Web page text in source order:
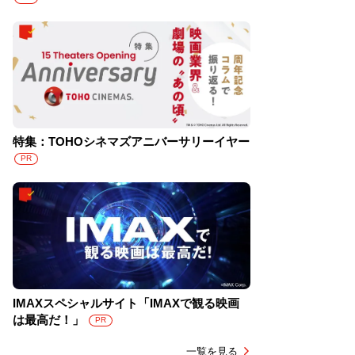
特集：TOHOシネマズアニバーサリーイヤー
PR
IMAXスペシャルサイト「IMAXで観る映画
は最高だ！」
PR
一覧を見る